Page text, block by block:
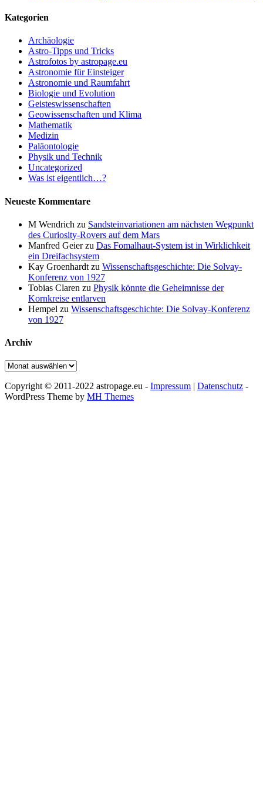
Kategorien
Archäologie
Astro-Tipps und Tricks
Astrofotos by astropage.eu
Astronomie für Einsteiger
Astronomie und Raumfahrt
Biologie und Evolution
Geisteswissenschaften
Geowissenschaften und Klima
Mathematik
Medizin
Paläontologie
Physik und Technik
Uncategorized
Was ist eigentlich…?
Neueste Kommentare
M Wendrich zu Sandsteinvariationen am nächsten Wegpunkt
des Curiosity-Rovers auf dem Mars
Manfred Geierzu Das Fomalhaut-System ist in Wirklichkeit
ein Dreifachsystem
Kay Groenhardt zu Wissenschaftsgeschichte: Die Solvay-
Konferenz von 1927
Tobias Claren zu Physik könnte die Geheimnisse der
Kornkreise entlarven
Hempel zu Wissenschaftsgeschichte: Die Solvay-Konferenz
von 1927
Archiv
Archiv
Copyright © 2011-2022 astropage.eu - Impressum | Datenschutz -
WordPress Theme by MH Themes